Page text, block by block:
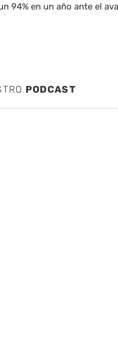
94% en un año ante el
PODCAST